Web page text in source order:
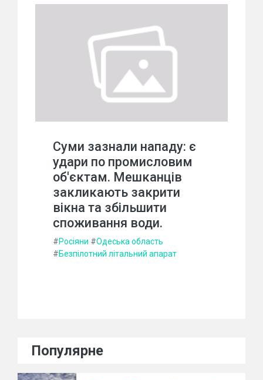
Суми зазнали нападу: є
удари по промисловим
об'єктам. Мешканців
закликають закрити
вікна та збільшити
споживання води.
#Росіяни #Одеська область
#Безпілотний літальний апарат
Популярне